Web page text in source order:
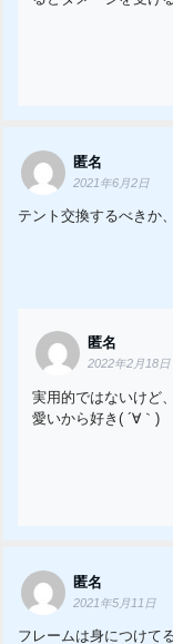
匿名
2021年6月2日
テント交換するべきか
匿名
2022年2月18日
実用的ではないけど
愛いから好き( ´∀｀)
匿名
2021年5月11日
フレームは身につけて